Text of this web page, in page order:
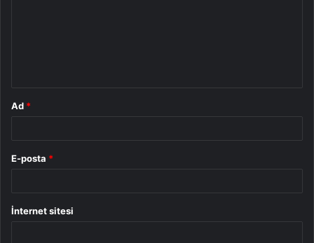
Ad *
E-posta *
İnternet sitesi